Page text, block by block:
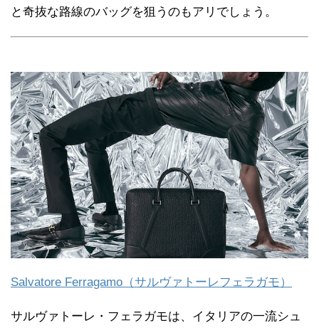
と奇抜な路線のバッグを狙うのもアリでしょう。
Salvatore Ferragamo（サルヴァトーレフェラガモ）
サルヴァトーレ・フェラガモは、イタリアの一流シュ